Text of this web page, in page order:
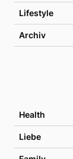
Lifestyle
Archiv
Health
Liebe